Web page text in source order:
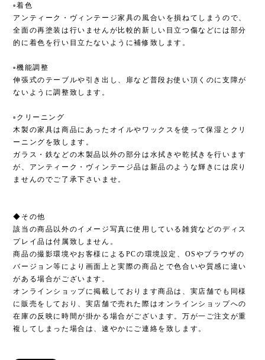
▫︎着色
アンティーク・ヴィンテージ家具の風合いを損ねてしまうので、
全面の再塗装は行いませんが比較的新しい目立つ傷などには部分
的に着色を行い目立たないように補修致します。
▫︎機能調整
伸張式のテーブルや引き出し、扉など普段お使い頂くのに支障が
ないように調整致します。
▫︎クリーニング
木製の家具は商品にあったオイルやワックスを使って保湿とクリ
ーニングを致します。
ガラス・鉄などの木製品以外の部分は水拭きや乾拭きを行います
が、アンティーク・ヴィンテージ品は新品のような輝きには戻り
ませんのでご了承下さいませ。
◆その他
該当の商品以外のイメージ写真に使用している雑貨などのディス
プレイ品は付属致しません。
商品の撮影環境やお客様によるPCの環境設定、OSやブラウザの
バージョン等により画面上と実際の商品とで色合いや質感に違い
がある場合がございます。
オンラインショップに掲載しております商品は、実店舗でも同様
に販売をしており、実店舗で売れた際はオンラインショップへの
在庫の反映に時間が掛かる場合がございます。万が一ご注文が重
複してしまった場合は、速やかにご連絡を致します。